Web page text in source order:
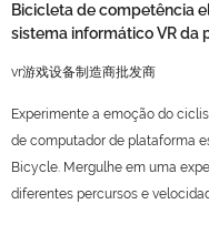
Bicicleta de competência
sistema informático VR da
vr游戏设备制造商批发商
Experimente a emoção do
de computador de plataforma
Bicycle. Mergulhe em uma
diferentes percursos e